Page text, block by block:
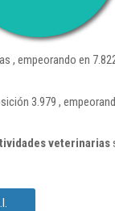
, empeorando en
3.979 ,
veterinarias